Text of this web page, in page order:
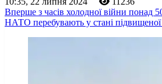
Вперше з часів холодної війни понад
НАТО перебувають у стані підвищеної